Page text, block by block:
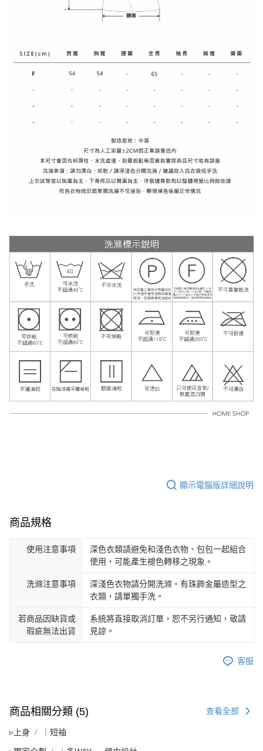
顯示電腦版詳細說明
商品規格
使用注意事項
深色衣類請避免和淺色衣物、包包一起組合
使用，可能產生褪色轉移之現象。
洗滌注意事項
深淺色衣物請分開洗滌。有珠飾金屬造型之
衣類，請單獨手洗。
若商品因缺貨或
瑕疵無法出貨
系統將直接取消訂單，恕不另行通知，敬請
見諒。
客服
商品相關分類 (5) 查看全部
▹上身 ｜短袖